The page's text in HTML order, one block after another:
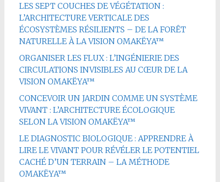
LES SEPT COUCHES DE VÉGÉTATION :
L’ARCHITECTURE VERTICALE DES
ÉCOSYSTÈMES RÉSILIENTS – DE LA FORÊT
NATURELLE À LA VISION OMAKËYA™
ORGANISER LES FLUX : L’INGÉNIERIE DES
CIRCULATIONS INVISIBLES AU CŒUR DE LA
VISION OMAKËYA™
CONCEVOIR UN JARDIN COMME UN SYSTÈME
VIVANT : L’ARCHITECTURE ÉCOLOGIQUE
SELON LA VISION OMAKËYA™
LE DIAGNOSTIC BIOLOGIQUE : APPRENDRE À
LIRE LE VIVANT POUR RÉVÉLER LE POTENTIEL
CACHÉ D’UN TERRAIN – LA MÉTHODE
OMAKËYA™